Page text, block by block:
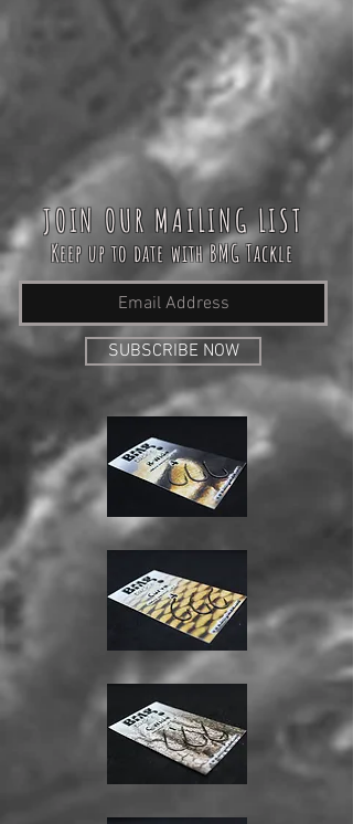
JOIN OUR MAILING LIST
Keep up to date with BMG Tackle
SUBSCRIBE NOW